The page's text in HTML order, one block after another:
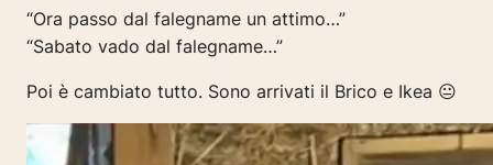
“Ora passo dal falegname un attimo…”
“Sabato vado dal falegname…”
Poi è cambiato tutto. Sono arrivati il Brico e Ikea 😐